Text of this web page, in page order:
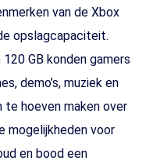
van de Xbox
opslagcapaciteit.
GB konden gamers
demo’s, muziek en
te hoeven maken over
mogelijkheden voor
en bood een